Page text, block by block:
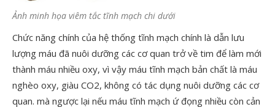
Ảnh minh họa viêm tắc tĩnh mạch chi dưới
Chức năng chính của hệ thống tĩnh mạch chính là dẫn lưu
lượng máu đã nuôi dưỡng các cơ quan trở về tim để làm mới
thành máu nhiều oxy, vì vậy máu tĩnh mạch bản chất là máu
nghèo oxy, giàu CO2, không có tác dụng nuôi dưỡng các cơ
quan. mà ngược lại nếu máu tĩnh mạch ứ đọng nhiều còn cản